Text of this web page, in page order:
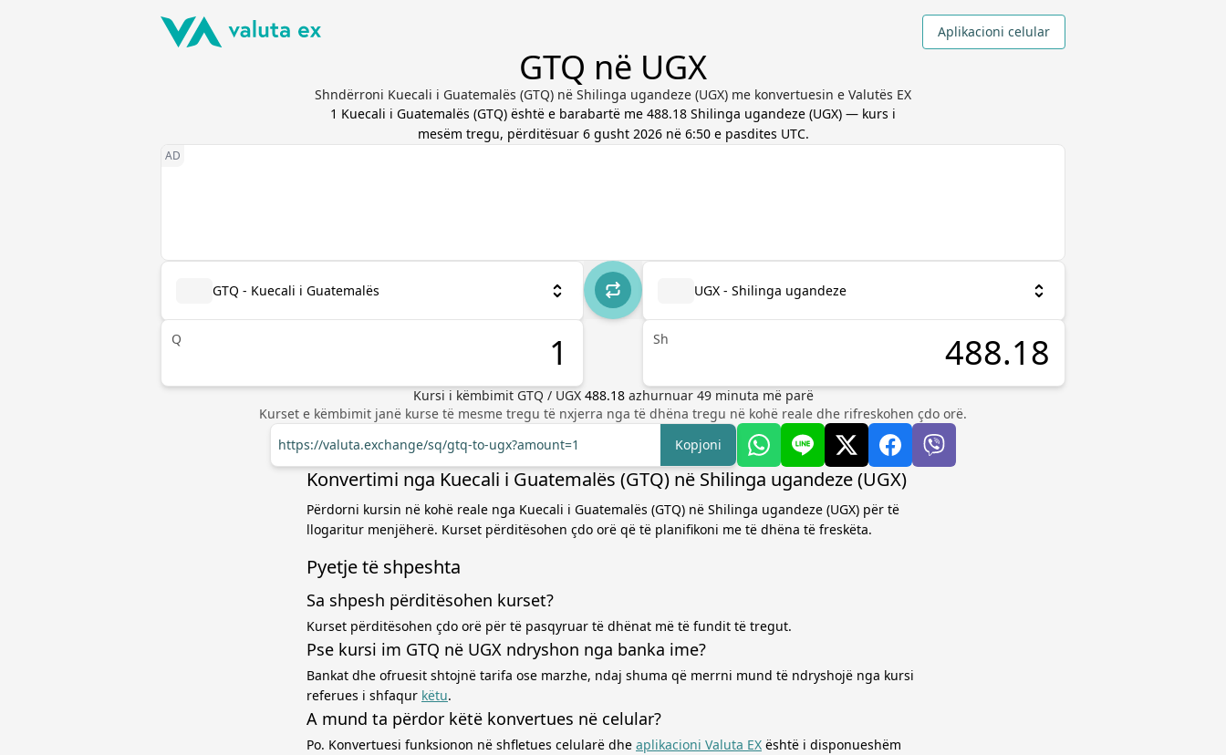
Aplikacioni celular
GTQ në UGX
Shndërroni Kuecali i Guatemalës (GTQ) në Shilinga ugandeze (UGX) me konvertuesin e Valutës EX
1 Kuecali i Guatemalës (GTQ) është e barabartë me 488.18 Shilinga ugandeze (UGX) — kurs i
mesëm tregu, përditësuar 6 gusht 2026 në 6:50 e pasdites UTC.
GTQ - Kuecali i Guatemalës
Q
UGX - Shilinga ugandeze
Sh
Kursi i këmbimit GTQ / UGX 488.18 azhurnuar 49minuta më parë
Kurset e këmbimit janë kurse të mesme tregu të nxjerra nga të dhëna tregu në kohë reale dhe rifreskohen çdo orë.
https://valuta.exchange/sq/gtq-to-ugx?amount=1
Kopjoni
Konvertimi nga Kuecali i Guatemalës (GTQ) në Shilinga ugandeze (UGX)
Përdorni kursin në kohë reale nga Kuecali i Guatemalës (GTQ) në Shilinga ugandeze (UGX) për të
llogaritur menjëherë. Kurset përditësohen çdo orë që të planifikoni me të dhëna të freskëta.
Pyetje të shpeshta
Sa shpesh përditësohen kurset?
Kurset përditësohen çdo orë për të pasqyruar të dhënat më të fundit të tregut.
Pse kursi im GTQ në UGX ndryshon nga banka ime?
Bankat dhe ofruesit shtojnë tarifa ose marzhe, ndaj shuma që merrni mund të ndryshojë nga kursi
referues i shfaqur këtu.
A mund ta përdor këtë konvertues në celular?
Po. Konvertuesi funksionon në shfletues celularë dhe aplikacioni Valuta EX është i disponueshëm